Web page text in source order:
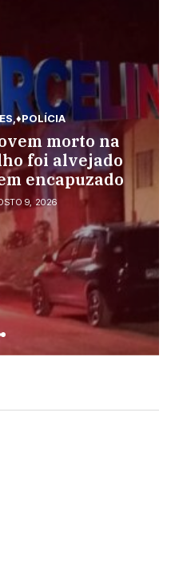
prende
de
de 9 anos
10, 2026
♦POLÍCIA
morto na
foi alvejado
encapuzado
9, 2026
♦POLÍCIA
Jovem é
do Cascalho;
local
8, 2026